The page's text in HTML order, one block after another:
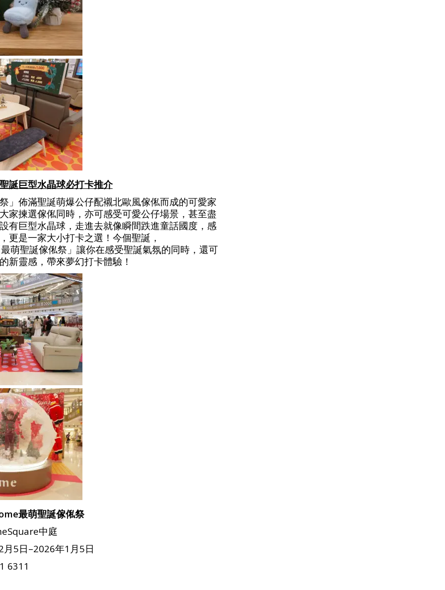
誕巨型水晶球必打卡推介
」佈滿聖誕萌爆公仔配襯北歐風傢俬而成的可愛家
家揀選傢俬同時，亦可感受可愛公仔場景，甚至盡
有巨型水晶球，走進去就像瞬間跌進童話國度，感
更是一家大小打卡之選！今個聖誕，
萌聖誕傢俬祭」讓你在感受聖誕氣氛的同時，還可
新靈感，帶來夢幻打卡體驗！
最萌聖誕傢俬祭
中庭
5日–2026年1月5日
6311